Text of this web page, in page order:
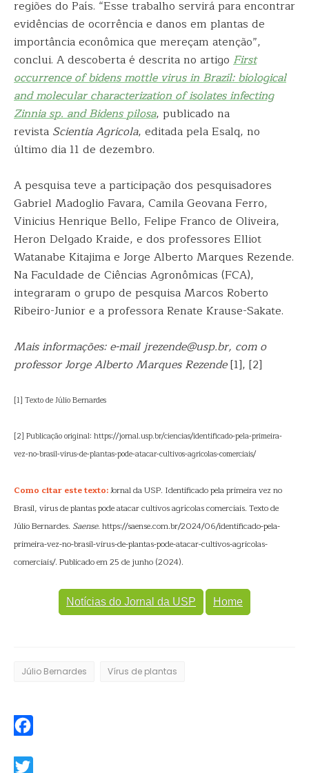
regiões do País. “Esse trabalho servirá para encontrar
evidências de ocorrência e danos em plantas de
importância econômica que mereçam atenção”,
conclui. A descoberta é descrita no artigo First
occurrence of bidens mottle virus in Brazil: biological
and molecular characterization of isolates infecting
Zinnia sp. and Bidens pilosa, publicado na
revista Scientia Agricola, editada pela Esalq, no
último dia 11 de dezembro.
A pesquisa teve a participação dos pesquisadores
Gabriel Madoglio Favara, Camila Geovana Ferro,
Vinicius Henrique Bello, Felipe Franco de Oliveira,
Heron Delgado Kraide, e dos professores Elliot
Watanabe Kitajima e Jorge Alberto Marques Rezende.
Na Faculdade de Ciências Agronômicas (FCA),
integraram o grupo de pesquisa Marcos Roberto
Ribeiro-Junior e a professora Renate Krause-Sakate.
Mais informações: e-mail jrezende@usp.br, com o
professor Jorge Alberto Marques Rezende[1], [2]
[1] Texto de Júlio Bernardes
[2] Publicação original: https://jornal.usp.br/ciencias/identificado-pela-primeira-
vez-no-brasil-virus-de-plantas-pode-atacar-cultivos-agricolas-comerciais/
Como citar este texto:Jornal da USP. Identificado pela primeira vez no
Brasil, vírus de plantas pode atacar cultivos agrícolas comerciais. Texto de
Júlio Bernardes. Saense. https://saense.com.br/2024/06/identificado-pela-
primeira-vez-no-brasil-virus-de-plantas-pode-atacar-cultivos-agricolas-
comerciais/. Publicado em 25 de junho (2024).
Notícias do Jornal da USP Home
Júlio Bernardes Vírus de plantas